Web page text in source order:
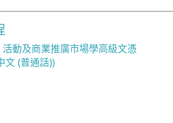
動及商業推廣市場學高級文憑
文 (普通話))